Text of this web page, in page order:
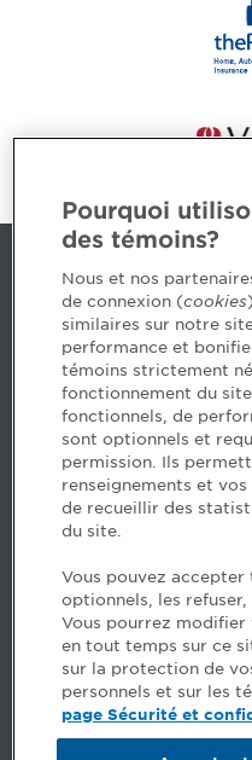
Contact us
5, Place Ville Marie,
H3B 2G2
www.cpaquebec.ca
Questions? Ask our
Want to make the
our job offers >
Facebook - Devenir CPA
Instagram
LinkedIn - CPA
LinkedIn - 20 minutes CPA
LinkedIn - Emploi CPA
TikTok
Pourquoi
des témoins?
Nous et nos
de connexion (cookies
similaires sur notre
performance et
témoins strictement
fonctionnement du
fonctionnels, de
sont optionnels et
permission. Ils
renseignements et
de recueillir des
du site.
Vous pouvez accepter
optionnels, les
Vous pourrez
en tout temps sur ce
sur la protection de
personnels et sur les
page Sécurité et